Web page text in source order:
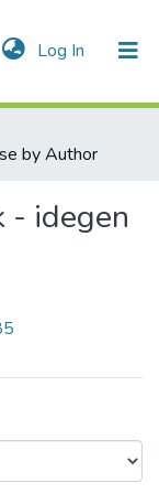
Log In (current)
by Author
- idegen